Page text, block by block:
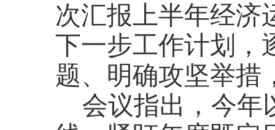
次汇报上半年经济
下一步工作计划，
题、明确攻坚举措
会议指出，今年